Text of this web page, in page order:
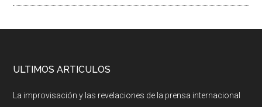
ULTIMOS ARTICULOS
La improvisación y las revelaciones de la prensa internacional